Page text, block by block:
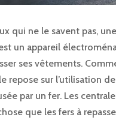
qui ne le savent pas,
un appareil
ses vêtements.
repose sur l’utilisation
par un fer. Les
que les fers à